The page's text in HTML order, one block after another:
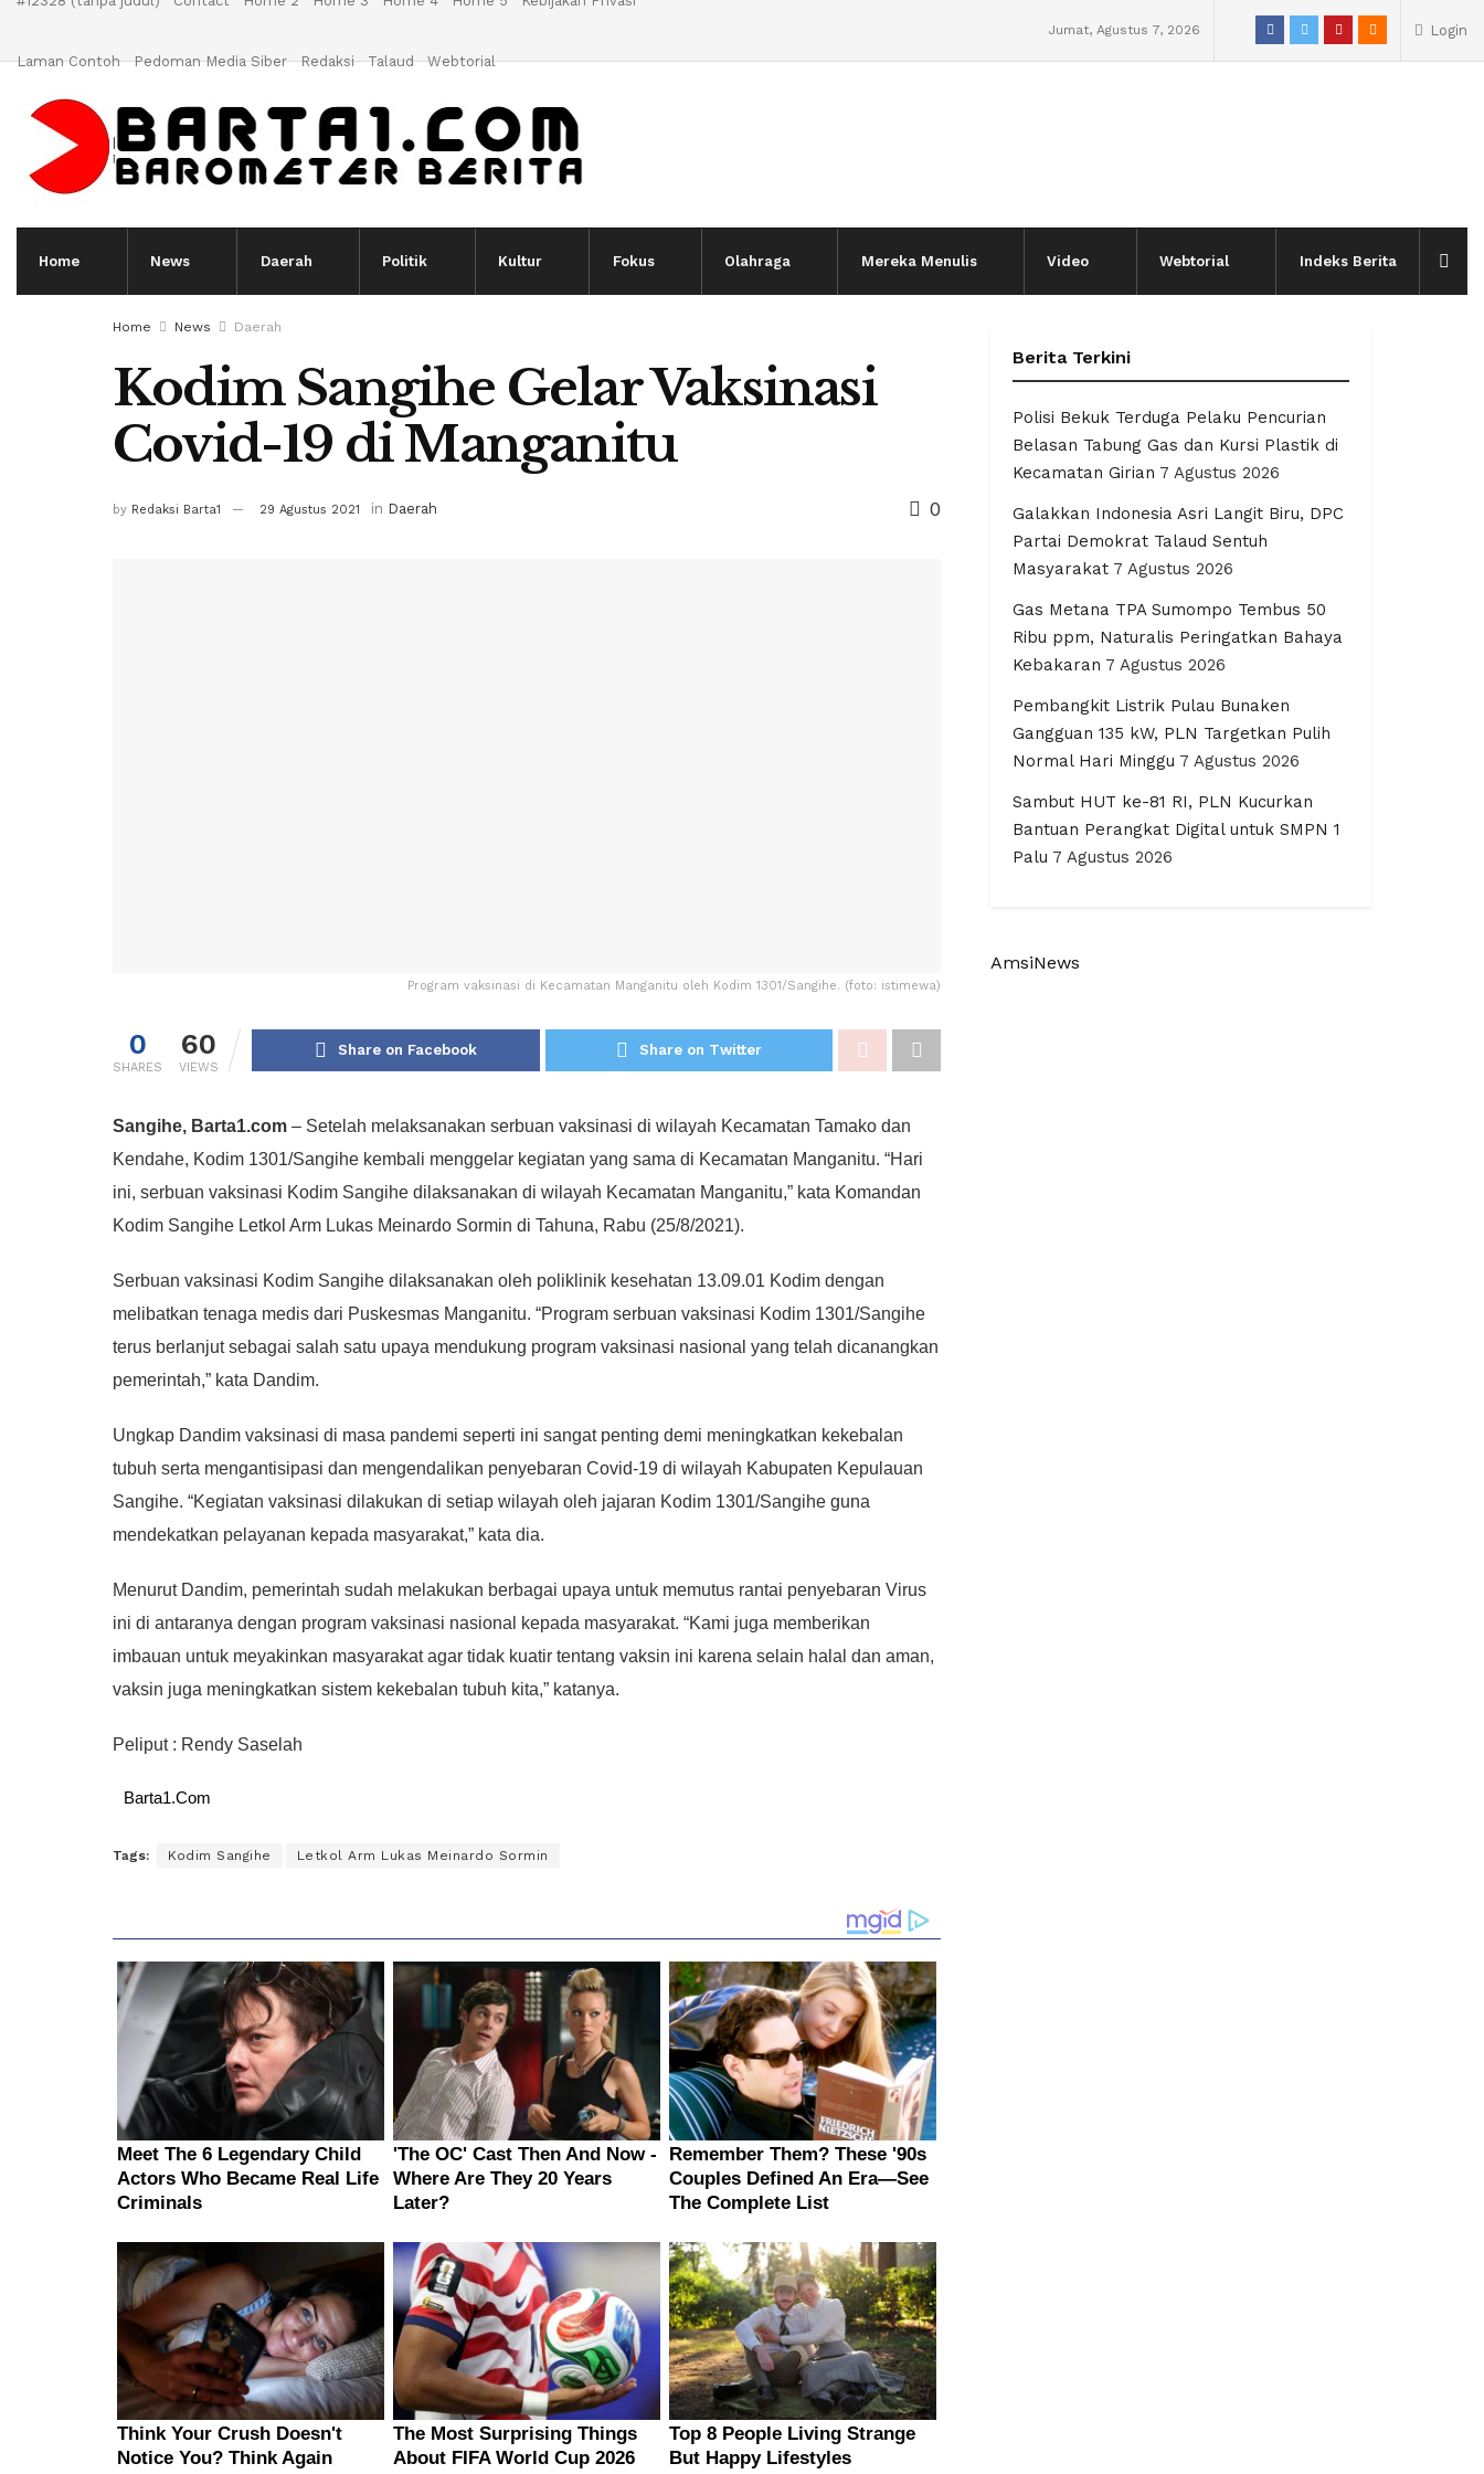
Laman Contoh Pedoman Media Siber Redaksi Talaud Webtorial
Jumat, Agustus 7, 2026 Login
Home News Daerah Politik Kultur Fokus Olahraga Mereka Menulis Video Webtorial Indeks Berita
Home News Daerah
Kodim Sangihe Gelar Vaksinasi
Covid-19 di Manganitu
by Redaksi Barta1 29 Agustus 2021 in Daerah 0
Program vaksinasi di Kecamatan Manganitu oleh Kodim 1301/Sangihe. (foto: istimewa)
0
SHARES
60
VIEWS
Share on Facebook Share on Twitter
Sangihe, Barta1.com – Setelah melaksanakan serbuan vaksinasi di wilayah Kecamatan Tamako dan
Kendahe, Kodim 1301/Sangihe kembali menggelar kegiatan yang sama di Kecamatan Manganitu. “Hari
ini, serbuan vaksinasi Kodim Sangihe dilaksanakan di wilayah Kecamatan Manganitu,” kata Komandan
Kodim Sangihe Letkol Arm Lukas Meinardo Sormin di Tahuna, Rabu (25/8/2021).
Serbuan vaksinasi Kodim Sangihe dilaksanakan oleh poliklinik kesehatan 13.09.01 Kodim dengan
melibatkan tenaga medis dari Puskesmas Manganitu. “Program serbuan vaksinasi Kodim 1301/Sangihe
terus berlanjut sebagai salah satu upaya mendukung program vaksinasi nasional yang telah dicanangkan
pemerintah,” kata Dandim.
Ungkap Dandim vaksinasi di masa pandemi seperti ini sangat penting demi meningkatkan kekebalan
tubuh serta mengantisipasi dan mengendalikan penyebaran Covid-19 di wilayah Kabupaten Kepulauan
Sangihe. “Kegiatan vaksinasi dilakukan di setiap wilayah oleh jajaran Kodim 1301/Sangihe guna
mendekatkan pelayanan kepada masyarakat,” kata dia.
Menurut Dandim, pemerintah sudah melakukan berbagai upaya untuk memutus rantai penyebaran Virus
ini di antaranya dengan program vaksinasi nasional kepada masyarakat. “Kami juga memberikan
imbauan untuk meyakinkan masyarakat agar tidak kuatir tentang vaksin ini karena selain halal dan aman,
vaksin juga meningkatkan sistem kekebalan tubuh kita,” katanya.
Peliput : Rendy Saselah
Barta1.Com
Tags: Kodim Sangihe Letkol Arm Lukas Meinardo Sormin
Berita Terkini
Polisi Bekuk Terduga Pelaku Pencurian
Belasan Tabung Gas dan Kursi Plastik di
Kecamatan Girian 7 Agustus 2026
Galakkan Indonesia Asri Langit Biru, DPC
Partai Demokrat Talaud Sentuh
Masyarakat 7 Agustus 2026
Gas Metana TPA Sumompo Tembus 50
Ribu ppm, Naturalis Peringatkan Bahaya
Kebakaran 7 Agustus 2026
Pembangkit Listrik Pulau Bunaken
Gangguan 135 kW, PLN Targetkan Pulih
Normal Hari Minggu 7 Agustus 2026
Sambut HUT ke-81 RI, PLN Kucurkan
Bantuan Perangkat Digital untuk SMPN 1
Palu 7 Agustus 2026
AmsiNews